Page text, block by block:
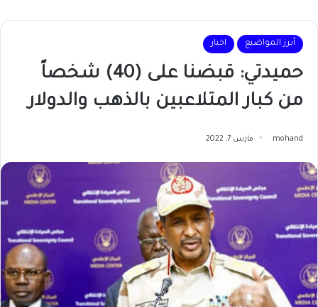
أبرز المواضيع اخبار
حميدتي: قبضنا على (40) شخصاً
من كبار المتلاعبين بالذهب والدولار
mohand مارس 7, 2022